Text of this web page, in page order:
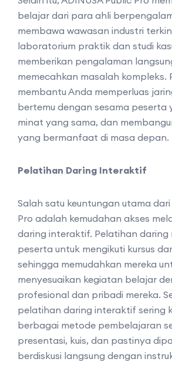
belajar dari para ahli
membawa wawasan industri
laboratorium praktik dan studi
memberikan pengalaman
memecahkan masalah kompleks.
membantu Anda memperluas
bertemu dengan sesama peserta
minat yang sama, dan
yang bermanfaat di masa depan.
Pelatihan Daring Interaktif
Salah satu keuntungan utama dari
Pro adalah kemudahan akses
daring interaktif. Pelatihan daring
peserta untuk mengikuti kursus
sehingga memudahkan mereka
menyesuaikan kegiatan belajar
profesional dan pribadi mereka.
pelatihan daring interaktif sering
berbagai metode pembelajaran
presentasi, kuis, dan pastinya
berdiskusi langsung dengan